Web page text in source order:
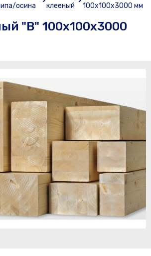
осина
клееный
100х100х3000 мм
"В" 100х100х3000